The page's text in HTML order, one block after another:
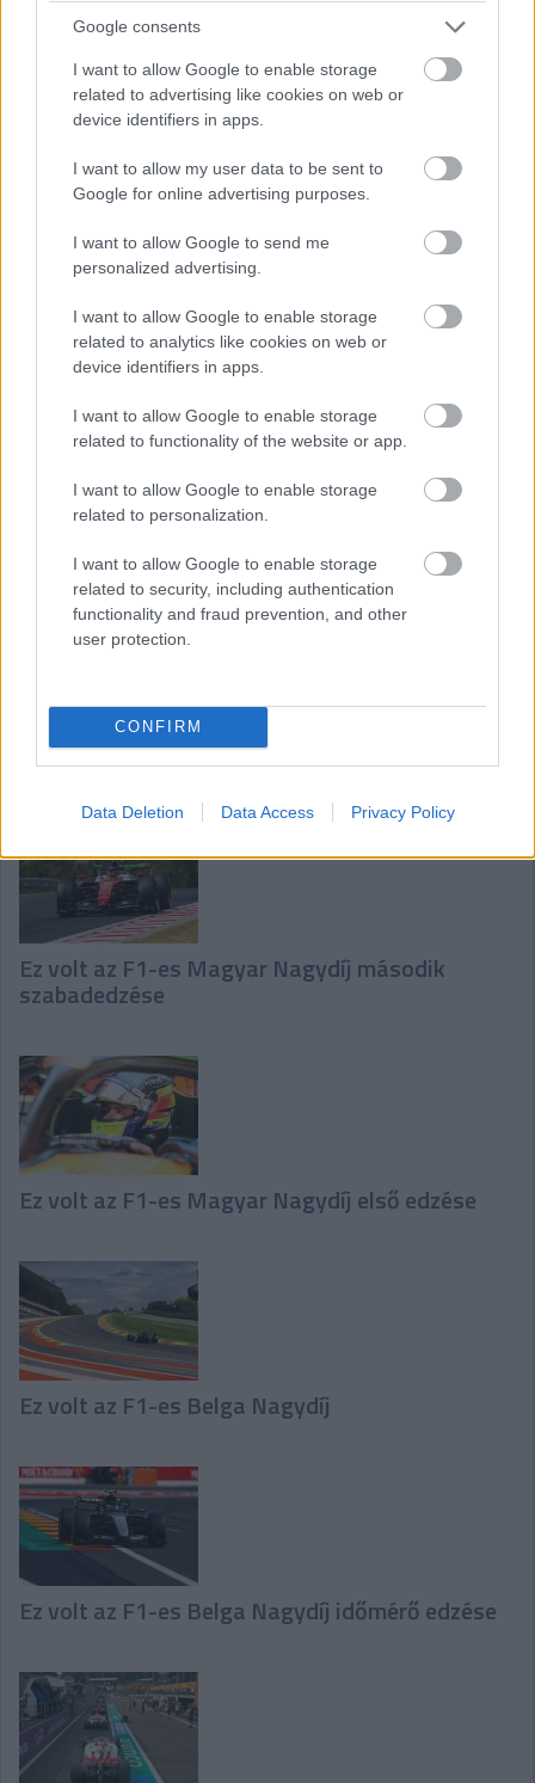
Google consents
I want to allow Google to enable storage
related to advertising like cookies on web or
device identifiers in apps.
I want to allow my user data to be sent to
Google for online advertising purposes.
I want to allow Google to send me
personalized advertising.
I want to allow Google to enable storage
related to analytics like cookies on web or
device identifiers in apps.
I want to allow Google to enable storage
related to functionality of the website or app.
I want to allow Google to enable storage
related to personalization.
I want to allow Google to enable storage
related to security, including authentication
functionality and fraud prevention, and other
user protection.
CONFIRM
Data Deletion Data Access Privacy Policy
További cikkeink a témában
Így zajlott az F1-es Magyar Nagydíj időmérő
edzése
Ez volt az F1-es Magyar Nagydíj harmadik
szabadedzése
Ez volt az F1-es Magyar Nagydíj második
szabadedzése
Ez volt az F1-es Magyar Nagydíj első edzése
Ez volt az F1-es Belga Nagydíj
Ez volt az F1-es Belga Nagydíj időmérő edzése